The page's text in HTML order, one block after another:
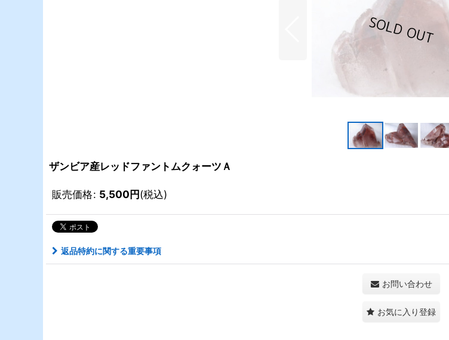
ザンビア産レッドファントムクォーツＡ
販売価格: 5,500円(税込)
返品特約に関する重要事項
お問い合わせ
お気に入り登録